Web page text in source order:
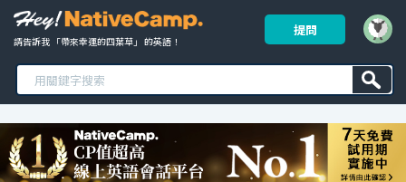
請告訴我 「帶來幸運的四葉草」 的英語！
提問